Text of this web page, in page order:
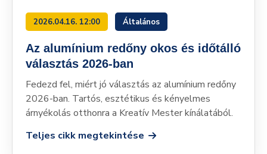
2026.04.16. 12:00 Általános
Az alumínium redőny okos és időtálló
választás 2026-ban
Fedezd fel, miért jó választás az alumínium redőny
2026-ban. Tartós, esztétikus és kényelmes
árnyékolás otthonra a Kreatív Mester kínálatából.
Teljes cikk megtekintése